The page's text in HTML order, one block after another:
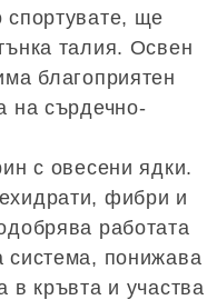
ще
талия. Освен
благоприятен
на сърдечно-
с овесени ядки.
фибри и
работата
система, понижава
в кръвта и участва